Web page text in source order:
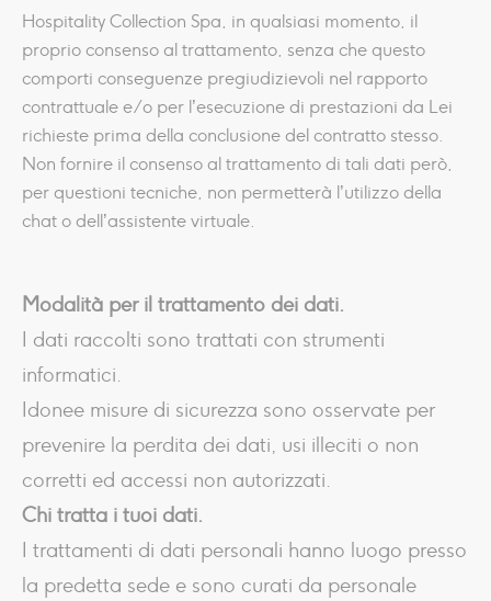
Hospitality Collection Spa, in qualsiasi momento, il
proprio consenso al trattamento, senza che questo
comporti conseguenze pregiudizievoli nel rapporto
contrattuale e/o per l’esecuzione di prestazioni da Lei
richieste prima della conclusione del contratto stesso.
Non fornire il consenso al trattamento di tali dati però,
per questioni tecniche, non permetterà l’utilizzo della
chat o dell’assistente virtuale.
Modalità per il trattamento dei dati.
I dati raccolti sono trattati con strumenti
informatici.
Idonee misure di sicurezza sono osservate per
prevenire la perdita dei dati, usi illeciti o non
corretti ed accessi non autorizzati.
Chi tratta i tuoi dati.
I trattamenti di dati personali hanno luogo presso
la predetta sede e sono curati da personale